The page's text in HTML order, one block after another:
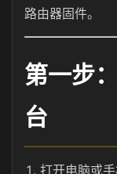
路由器固件。
第一步
台
打开电脑或